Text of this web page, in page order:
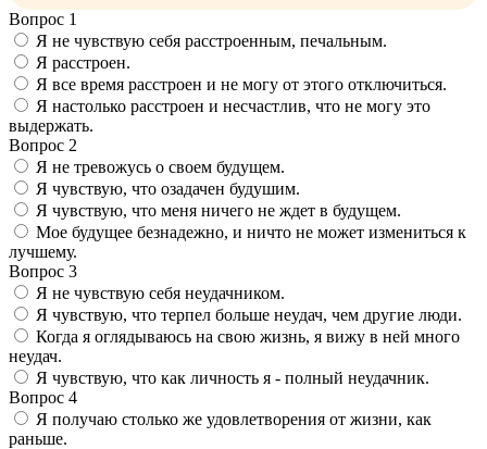
Вопрос 1
Я не чувствую себя расстроенным, печальным.
Я расстроен.
Я все время расстроен и не могу от этого отключиться.
Я настолько расстроен и несчастлив, что не могу это
выдержать.
Вопрос 2
Я не тревожусь о своем будущем.
Я чувствую, что озадачен будушим.
Я чувствую, что меня ничего не ждет в будущем.
Мое будущее безнадежно, и ничто не может измениться к
лучшему.
Вопрос 3
Я не чувствую себя неудачником.
Я чувствую, что терпел больше неудач, чем другие люди.
Когда я оглядываюсь на свою жизнь, я вижу в ней много
неудач.
Я чувствую, что как личность я - полный неудачник.
Вопрос 4
Я получаю столько же удовлетворения от жизни, как
раньше.